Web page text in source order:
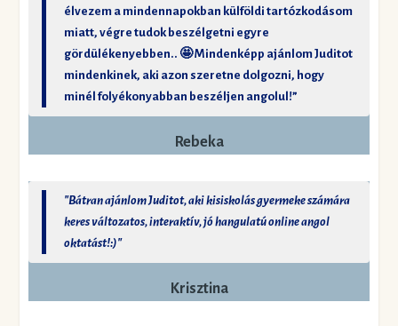
élvezem a mindennapokban külföldi tartózkodásom
miatt, végre tudok beszélgetni egyre
gördülékenyebben.. 🤩 Mindenképp ajánlom Juditot
mindenkinek, aki azon szeretne dolgozni, hogy
minél folyékonyabban beszéljen angolul!”
Rebeka
"Bátran ajánlom Juditot, aki kisiskolás gyermeke számára
keres változatos, interaktív, jó hangulatú online angol
oktatást!:)"
Krisztina